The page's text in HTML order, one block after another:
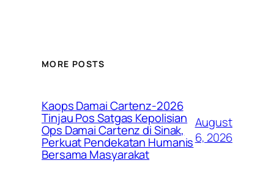
MORE POSTS
Kaops Damai Cartenz-2026
Tinjau Pos Satgas Kepolisian
Ops Damai Cartenz di Sinak,
Perkuat Pendekatan Humanis
Bersama Masyarakat
August
6, 2026